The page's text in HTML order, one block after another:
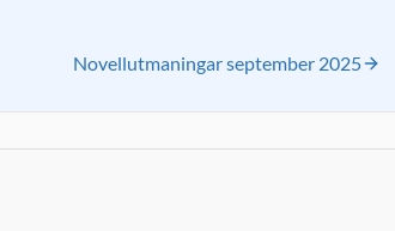
Novellutmaningar september 2025